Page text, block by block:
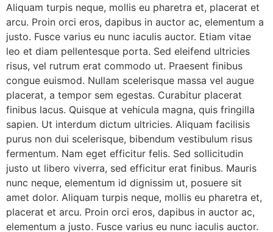
Aliquam turpis neque, mollis eu pharetra et, placerat et
arcu. Proin orci eros, dapibus in auctor ac, elementum a
justo. Fusce varius eu nunc iaculis auctor. Etiam vitae
leo et diam pellentesque porta. Sed eleifend ultricies
risus, vel rutrum erat commodo ut. Praesent finibus
congue euismod. Nullam scelerisque massa vel augue
placerat, a tempor sem egestas. Curabitur placerat
finibus lacus. Quisque at vehicula magna, quis fringilla
sapien. Ut interdum dictum ultricies. Aliquam facilisis
purus non dui scelerisque, bibendum vestibulum risus
fermentum. Nam eget efficitur felis. Sed sollicitudin
justo ut libero viverra, sed efficitur erat finibus. Mauris
nunc neque, elementum id dignissim ut, posuere sit
amet dolor. Aliquam turpis neque, mollis eu pharetra et,
placerat et arcu. Proin orci eros, dapibus in auctor ac,
elementum a justo. Fusce varius eu nunc iaculis auctor.